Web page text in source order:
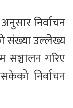
निर्वाचन
संख्या उल्लेख्य
सञ्चालन गरिए
निर्वाचन